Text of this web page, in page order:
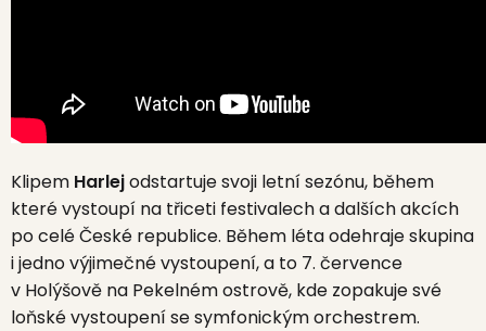
Klipem Harlejodstartuje svoji letní sezónu, během
které vystoupí na třiceti festivalech a dalších akcích
po celé České republice. Během léta odehraje skupina
i jedno výjimečné vystoupení, a to 7. července
v Holýšově na Pekelném ostrově, kde zopakuje své
loňské vystoupení se symfonickým orchestrem.